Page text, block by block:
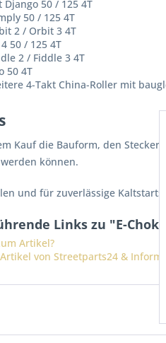
Django 50 / 125 4T
50 / 125 4T
2 / Orbit 3 4T
4 50 / 125 4T
2 / Fiddle 3 4T
50 4T
4-Takt China-Roller mit
Kauf die Bauform, den
können.
und für zuverlässige Kaltstarts
Links zu "E-
Artikel?
von Streetparts24 &